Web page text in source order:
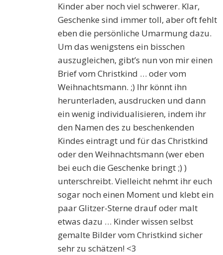
Kinder aber noch viel schwerer. Klar,
Geschenke sind immer toll, aber oft fehlt
eben die persönliche Umarmung dazu.
Um das wenigstens ein bisschen
auszugleichen, gibt’s nun von mir einen
Brief vom Christkind … oder vom
Weihnachtsmann. ;) Ihr könnt ihn
herunterladen, ausdrucken und dann
ein wenig individualisieren, indem ihr
den Namen des zu beschenkenden
Kindes eintragt und für das Christkind
oder den Weihnachtsmann (wer eben
bei euch die Geschenke bringt ;) )
unterschreibt. Vielleicht nehmt ihr euch
sogar noch einen Moment und klebt ein
paar Glitzer-Sterne drauf oder malt
etwas dazu … Kinder wissen selbst
gemalte Bilder vom Christkind sicher
sehr zu schätzen! <3